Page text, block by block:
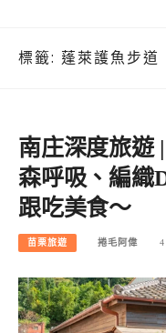
標籤: 蓬萊護魚步道
南庄深度旅遊
森呼吸、編織
跟吃美食～
苗栗旅遊 捲毛阿偉